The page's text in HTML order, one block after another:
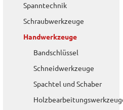
Spanntechnik
Schraubwerkzeuge
Handwerkzeuge
Bandschlüssel
Schneidwerkzeuge
Spachtel und Schaber